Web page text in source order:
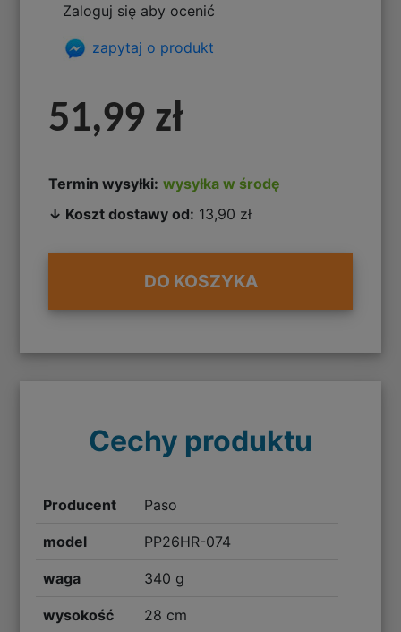
Zaloguj się aby ocenić
zapytaj o produkt
51,99 zł
Termin wysyłki: wysyłka w środę
↓ Koszt dostawy od: 13,90 zł
DO KOSZYKA
Cechy produktu
Producent Paso
model PP26HR-074
waga 340 g
wysokość 28 cm